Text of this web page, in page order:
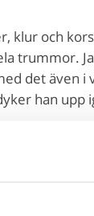
klur och
trummor.
det även
han upp